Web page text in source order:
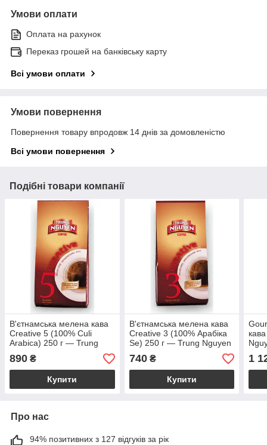
Умови оплати
Оплата на рахунок
Переказ грошей на банківську карту
Всі умови оплати
Умови повернення
Повернення товару впродовж 14 днів за домовленістю
Всі умови повернення
Подібні товари компанії
В'єтнамська мелена кава
Creative 5 (100% Culi
Arabica) 250 г — Trung
Nguyen
890 ₴
Купити
В'єтнамська мелена кава
Creative 3 (100% Арабіка
Se) 250 г — Trung Nguyen
740₴
Купити
1
Про нас
94% позитивних з 127 відгуків за рік